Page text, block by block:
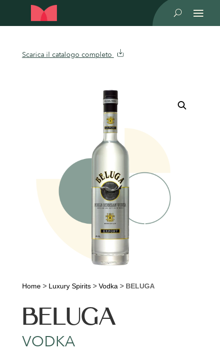
U
Scarica il catalogo completo
Home> Luxury Spirits> Vodka > BELUGA
BELUGA
VODKA